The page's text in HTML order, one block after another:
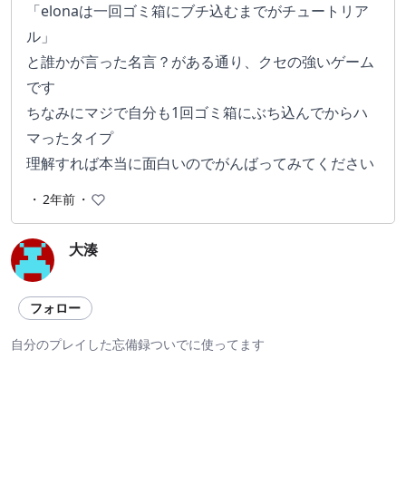
「elonaは一回ゴミ箱にブチ込むまでがチュートリア
ル」
と誰かが言った名言？がある通り、クセの強いゲーム
です
ちなみにマジで自分も1回ゴミ箱にぶち込んでからハ
マったタイプ
理解すれば本当に面白いのでがんばってみてください
・ 2年前 ・
大湊
フォロー
自分のプレイした忘備録ついでに使ってます